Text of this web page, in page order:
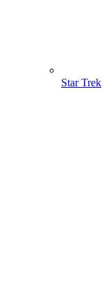
Star Trek